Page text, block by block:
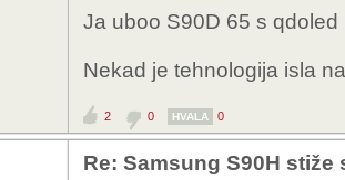
Ja uboo S90D 65 s
Nekad je tehnologija isla
2 0 HVALA 0
Re: Samsung S90H